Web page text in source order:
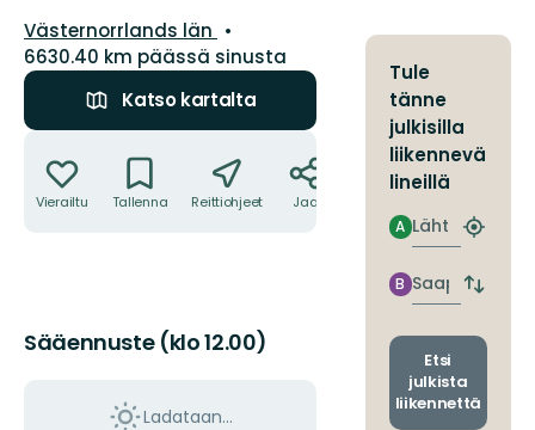
Kunta:
Västernorrlands län
6630.40 km päässä sinusta
Katso kartalta
Vierailtu Tallenna Reittiohjeet Jaa
Sääennuste (klo 12.00)
Ladataan…
Tule
tänne
julkisilla
liikennevä
lineillä
Lähtö
A
Etsi
pysäkki
Saapuminen
B
Vaihda
ja
Etsi
julkista
liikennettä